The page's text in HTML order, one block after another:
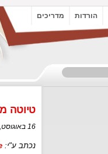
הורדות מדריכים
טיוטה
16 באוגוסט, 2012 בשעה 10:27
נכתב ע"י: